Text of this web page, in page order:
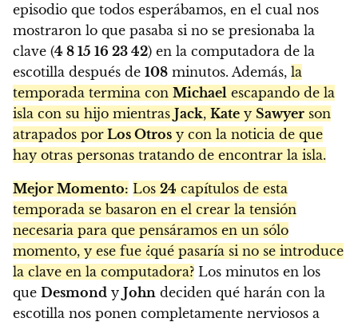
episodio que todos esperábamos, en el cual nos
mostraron lo que pasaba si no se presionaba la
clave (4 8 15 16 23 42) en la computadora de la
escotilla después de 108 minutos. Además, la
temporada termina con Michael escapando de la
isla con su hijo mientras Jack, Kate y Sawyer son
atrapados por Los Otros y con la noticia de que
hay otras personas tratando de encontrar la isla.
Mejor Momento: Los 24 capítulos de esta
temporada se basaron en el crear la tensión
necesaria para que pensáramos en un sólo
momento, y ese fue ¿qué pasaría si no se introduce
la clave en la computadora? Los minutos en los
que Desmond y John deciden qué harán con la
escotilla nos ponen completamente nerviosos a